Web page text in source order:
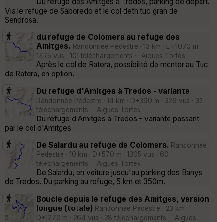
Via le refuge de Saboredo et le col deth tuc gran de
Sendrosa.
du refuge de Colomers au refuge des
Amitges. Randonnée Pédestre · 13 km · D+1070 m ·
1475 vus · 101 téléchargements · · Aigues Tortes
Après le col de Ratera, possibilité de monter au Tuc
de Ratera, en option.
Du refuge d'Amitges à Tredos - variante
Randonnée Pédestre · 14 km · D+390 m · 326 vus · 32
téléchargements · · Aigues Tortes
Du refuge d'Amitges à Tredos - variante passant
par le col d'Amitges
De Salardu au refuge de Colomers. Randonnée
Pédestre · 10 km · D+570 m · 1305 vus · 60
téléchargements · · Aigues Tortes
De Salardu, en voiture jusqu'au parking des Banys
de Tredos. Du parking au refuge, 5 km et 350m.
Boucle depuis le refuge des Amitges, version
longue (totale) Randonnée Pédestre · 23 km ·
D+1270 m · 264 vus · 28 téléchargements · · Aigues